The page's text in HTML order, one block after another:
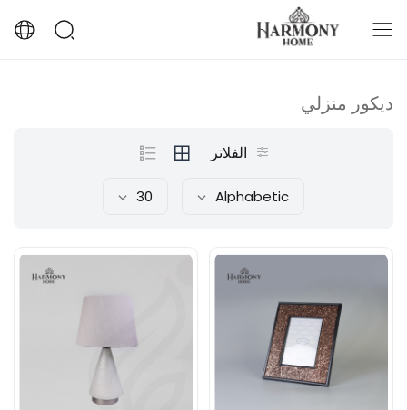
ديكور منزلي
الفلاتر
Alphabetic
30